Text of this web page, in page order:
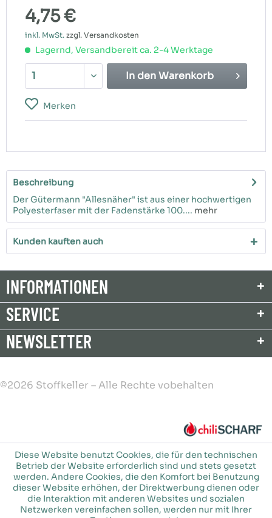
4,75 €
inkl. MwSt. zzgl. Versandkosten
Lagernd, Versandbereit ca. 2-4 Werktage
In denWarenkorb
Merken
Beschreibung
Der Gütermann "Allesnäher" ist aus einer hochwertigen
Polyesterfaser mit der Fadenstärke 100.... mehr
Kunden kauften auch
INFORMATIONEN
SERVICE
NEWSLETTER
©2026 Stoffkeller – Alle Rechte vobehalten
Diese Website benutzt Cookies, die für den technischen
Betrieb der Website erforderlich sind und stets gesetzt
werden. Andere Cookies, die den Komfort bei Benutzung
dieser Website erhöhen, der Direktwerbung dienen oder
die Interaktion mit anderen Websites und sozialen
Netzwerken vereinfachen sollen, werden nur mit Ihrer